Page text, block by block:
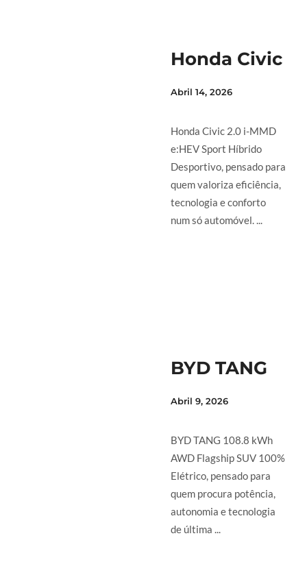
Honda Civic
Abril 14, 2026
Honda Civic 2.0 i-MMD
e:HEV Sport Híbrido
Desportivo, pensado para
quem valoriza eficiência,
tecnologia e conforto
num só automóvel. ...
BYD TANG
Abril 9, 2026
BYD TANG 108.8 kWh
AWD Flagship SUV 100%
Elétrico, pensado para
quem procura potência,
autonomia e tecnologia
de última ...